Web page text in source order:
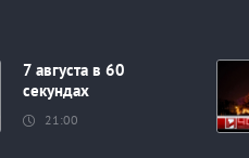
7 августа в 60
секундах
21:00